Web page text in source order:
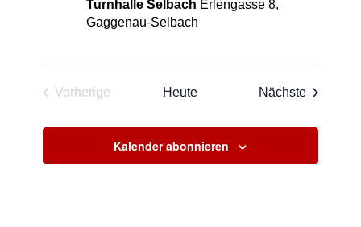
Turnhalle Selbach Erlengasse 8,
Gaggenau-Selbach
Vorherige
Heute Nächste
Kalender abonnieren